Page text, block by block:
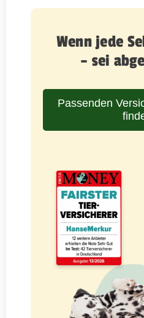
Wenn jede
– sei
Passenden